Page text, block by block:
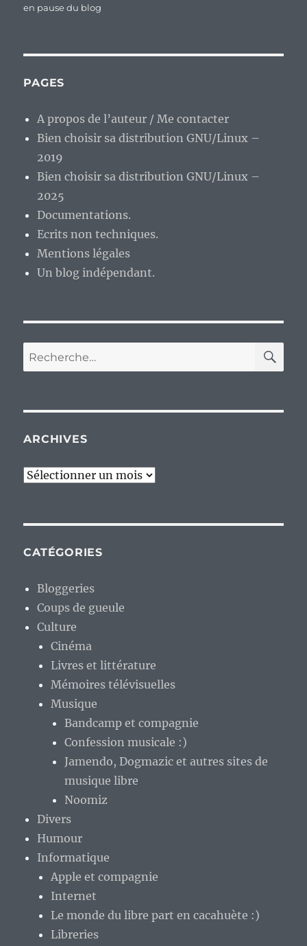
le
en pause du blog
PAGES
A propos de l’auteur / Me contacter
Bien choisir sa distribution GNU/Linux –
2019
Bien choisir sa distribution GNU/Linux –
2025
Documentations.
Ecrits non techniques.
Mentions légales
Un blog indépendant.
Recherche
pour :
ARCHIVES
Archives
CATÉGORIES
Bloggeries
Coups de gueule
Culture
Cinéma
Livres et littérature
Mémoires télévisuelles
Musique
Bandcamp et compagnie
Confession musicale :)
Jamendo, Dogmazic et autres sites de
musique libre
Noomiz
Divers
Humour
Informatique
Apple et compagnie
Internet
Le monde du libre part en cacahuète :)
Libreries